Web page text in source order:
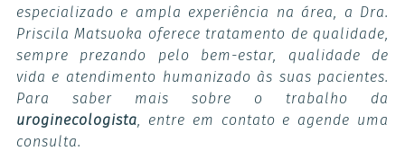
especializado e ampla experiência na área, a Dra.
Priscila Matsuoka oferece tratamento de qualidade,
sempre prezando pelo bem-estar, qualidade de
vida e atendimento humanizado às suas pacientes.
Para saber mais sobre o trabalho da
uroginecologista, entre em contato e agende uma
consulta.